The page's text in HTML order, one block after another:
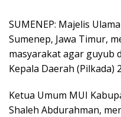
SUMENEP: Majelis
Sumenep, Jawa Timur,
masyarakat agar guyub
Kepala Daerah (Pilkada)
Ketua Umum MUI
Shaleh Abdurahman,